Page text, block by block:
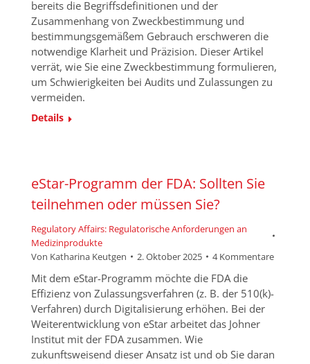
bereits die Begriffsdefinitionen und der
Zusammenhang von Zweckbestimmung und
bestimmungsgemäßem Gebrauch erschweren die
notwendige Klarheit und Präzision. Dieser Artikel
verrät, wie Sie eine Zweckbestimmung formulieren,
um Schwierigkeiten bei Audits und Zulassungen zu
vermeiden.
Details
eStar-Programm der FDA: Sollten Sie
teilnehmen oder müssen Sie?
Regulatory Affairs: Regulatorische Anforderungen an
Medizinprodukte
Von Katharina Keutgen 2. Oktober 2025 4 Kommentare
Mit dem eStar-Programm möchte die FDA die
Effizienz von Zulassungsverfahren (z. B. der 510(k)-
Verfahren) durch Digitalisierung erhöhen. Bei der
Weiterentwicklung von eStar arbeitet das Johner
Institut mit der FDA zusammen. Wie
zukunftsweisend dieser Ansatz ist und ob Sie daran